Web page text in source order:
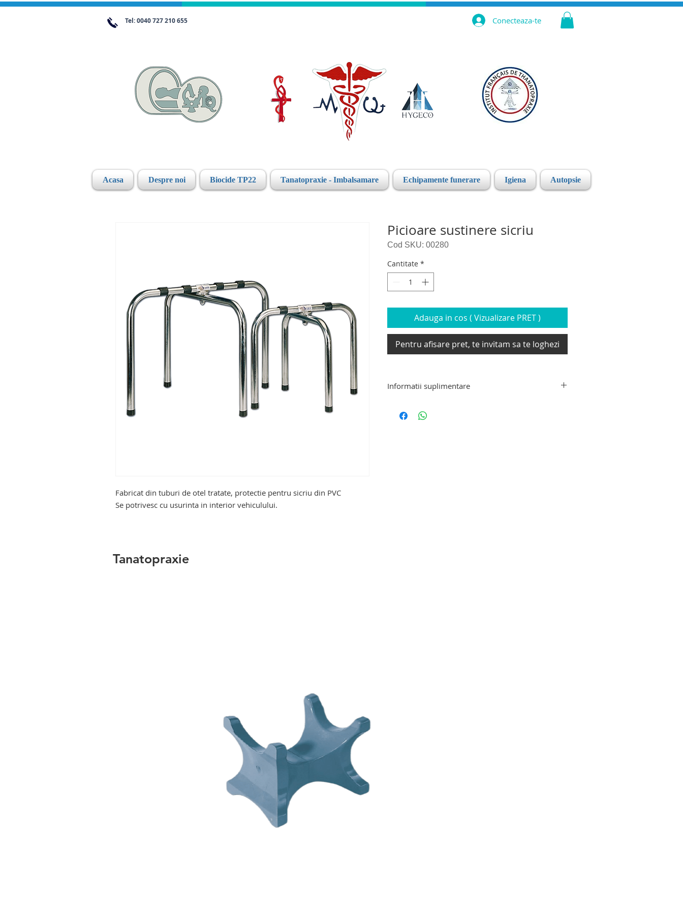
Tel: 0040 727 210 655 Conecteaza-te
Acasa Despre noi Biocide TP22 Tanatopraxie - Imbalsamare Echipamente funerare Igiena Autopsie
Fabricat din tuburi de otel tratate, protectie pentru sicriu din PVC
Se potrivesc cu usurinta in interior vehiculului.
Picioare sustinere sicriu
Cod SKU: 00280
Cantitate *
Adauga in cos ( Vizualizare PRET )
Pentru afisare pret, te invitam sa te loghezi
Informatii suplimentare
Hygeco, distribuit prin MEDEQTECH SRL,
Tanatopraxie